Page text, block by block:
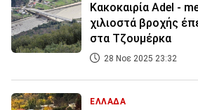
Κακοκαιρία Adel -
χιλιοστά βροχής
στα Τζουμέρκα
28 Νοε 2025 23:32
ΕΛΛΑΔΑ